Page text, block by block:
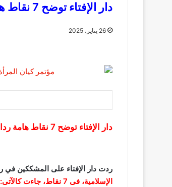
دار الإفتاء توضح 7 نقاط هامة ردا على المُشكِّكين فى رحلة “الإسراء والمعراج”
26 يناير، 2025
دار الإفتاء توضح 7 نقاط هامة ردا على المُشكِّكين فى رحلة “الإسراء والمعراج”
ردت دار الإفتاء على المشككين في
الإسلامية، فى 7 نقاط، جاءت كالآتى: